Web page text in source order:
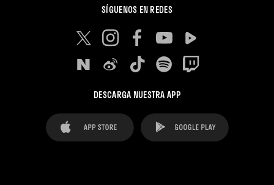
SÍGUENOS EN REDES
DESCARGA NUESTRA APP